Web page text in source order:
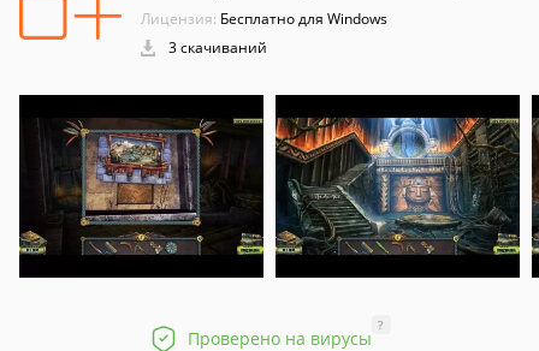
Лицензия: Бесплатно для Windows
3 скачиваний
Проверено на вирусы
?